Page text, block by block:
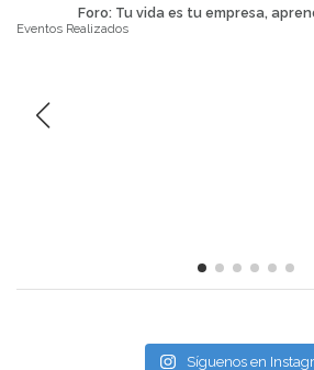
Foro: Tu vida es tu empresa,
Eventos Realizados
Síguenos en